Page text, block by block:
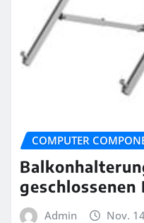
COMPUTER
Admin Nov.